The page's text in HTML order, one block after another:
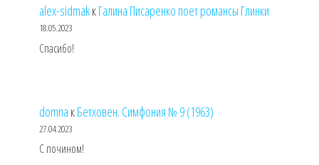
alex-sidmakкГалина Писаренко поет романсы Глинки
18.05.2023
Спасибо!
domna кБетховен. Симфония № 9 (1963)
27.04.2023
С почином!